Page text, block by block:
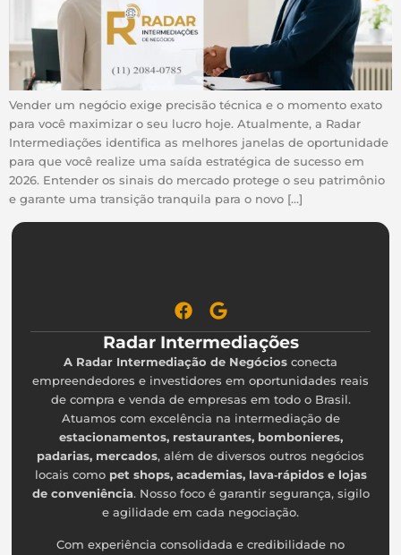
Vender um negócio exige precisão técnica e o momento exato
para você maximizar o seu lucro hoje. Atualmente, a Radar
Intermediações identifica as melhores janelas de oportunidade
para que você realize uma saída estratégica de sucesso em
2026. Entender os sinais do mercado protege o seu patrimônio
e garante uma transição tranquila para o novo […]
Radar Intermediações
A Radar Intermediação de Negócios conecta
empreendedores e investidores em oportunidades reais
de compra e venda de empresas em todo o Brasil.
Atuamos com excelência na intermediação de
estacionamentos, restaurantes, bombonieres,
padarias, mercados, além de diversos outros negócios
locais como pet shops, academias, lava‑rápidos e lojas
de conveniência. Nosso foco é garantir segurança, sigilo
e agilidade em cada negociação.
Com experiência consolidada e credibilidade no